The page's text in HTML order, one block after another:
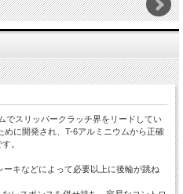
でスリッパークラッチ界をリードしてい
めに開発され、T-6アルミニウムから正確
。
キなどによって必要以上に後輪が跳ね